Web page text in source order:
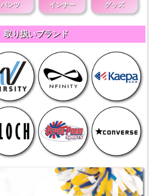
パンツ インナー グッズ
取り扱いブランド